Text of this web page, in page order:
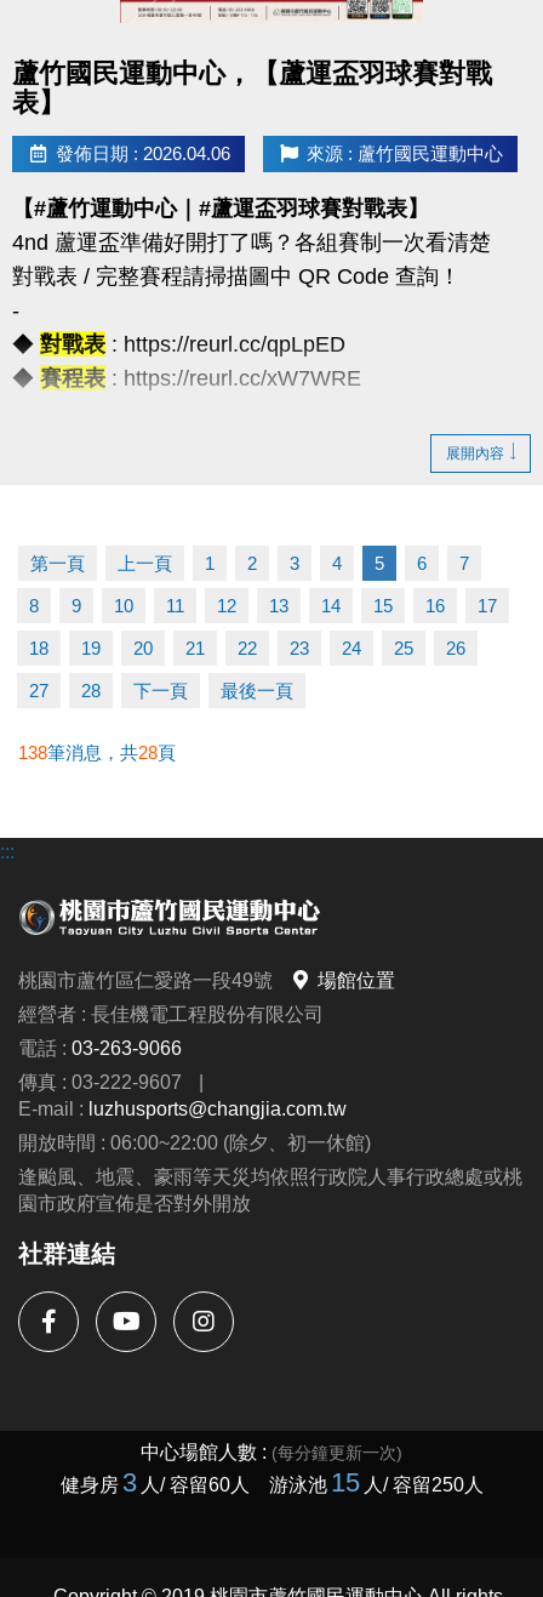
◆掃描 QR Code 填表報名，馬上卡位
◆報名連結：https://forms.gle/JoHWjJ3ikHMRFTwcA
蘆竹國民運動中心，【蘆運盃羽球賽對戰
表】
發佈日期 : 2026.04.06 來源 : 蘆竹國民運動中心
【#蘆竹運動中心｜#蘆運盃羽球賽對戰表】
4nd 蘆運盃準備好開打了嗎？各組賽制一次看清楚
對戰表 / 完整賽程請掃描圖中 QR Code 查詢！
-
◆ 對戰表 : https://reurl.cc/qpLpED
◆ 賽程表 : https://reurl.cc/xW7WRE
（一）報名請攜帶學生證為憑，不可降級參加。
（三）超過比賽時間 3 分鐘未出賽者，以棄權論（以
大會掛鐘為準）。
（四）為使比賽順利進行，大會有權調度場地安排及
出場順序，不得異議。
解釋等權利。
-洽詢專線：03-2639066 #115、116
-官網 :
https://www.lzsports.com.tw/zh_TW/news/pageID/1/
-FB : 桃園市蘆竹國民運動中心
-IG : @luzhusports
展開內容
第一頁 上一頁 1 2 3 4 5 6 7
8 9 10 11 12 13 14 15 16 17
18 19 20 21 22 23 24 25 26
27 28 下一頁 最後一頁
138筆消息，共28頁
:::
桃園市蘆竹區仁愛路一段49號
場館位置
經營者 : 長佳機電工程股份有限公司
電話 : 03-263-9066
傳真 : 03-222-9607
|
E-mail : luzhusports@changjia.com.tw
開放時間 : 06:00~22:00 (除夕、初一休館)
逢颱風、地震、豪雨等天災均依照行政院人事行政總處或桃
園市政府宣佈是否對外開放
社群連結